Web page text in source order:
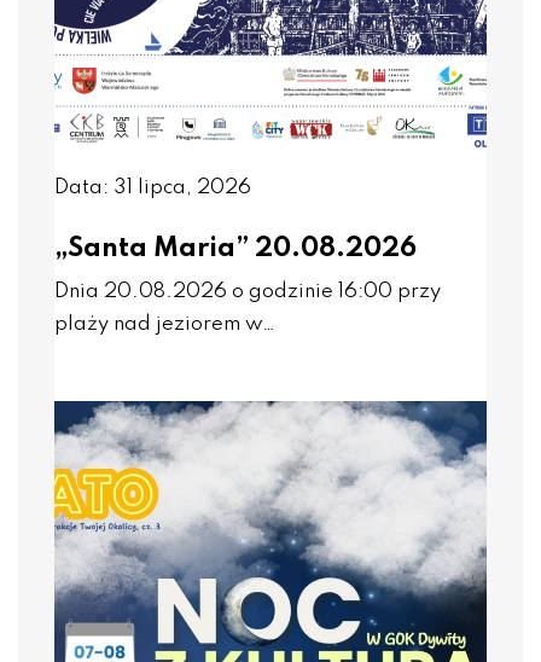
Data: 31 lipca, 2026
„Santa Maria” 20.08.2026
Dnia 20.08.2026 o godzinie 16:00 przy
plaży nad jeziorem w…